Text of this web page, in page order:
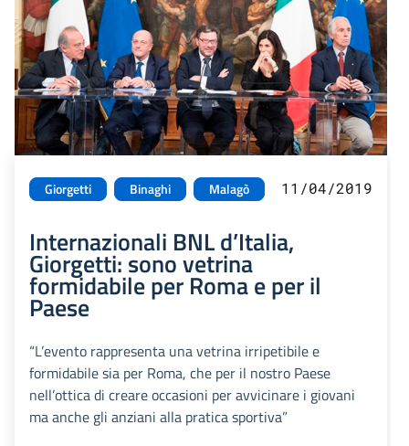
Giorgetti Binaghi Malagò 11/04/2019
Internazionali BNL d’Italia,
Giorgetti: sono vetrina
formidabile per Roma e per il
Paese
“L’evento rappresenta una vetrina irripetibile e
formidabile sia per Roma, che per il nostro Paese
nell’ottica di creare occasioni per avvicinare i giovani
ma anche gli anziani alla pratica sportiva”